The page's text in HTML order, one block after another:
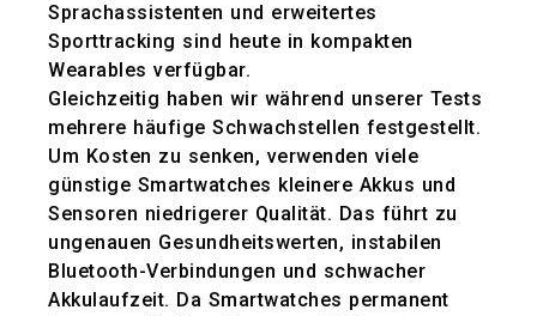
Sprachassistenten und erweitertes
Sporttracking sind heute in kompakten
Wearables verfügbar.
Gleichzeitig haben wir während unserer Tests
mehrere häufige Schwachstellen festgestellt.
Um Kosten zu senken, verwenden viele
günstige Smartwatches kleinere Akkus und
Sensoren niedrigerer Qualität. Das führt zu
ungenauen Gesundheitswerten, instabilen
Bluetooth-Verbindungen und schwacher
Akkulaufzeit. Da Smartwatches permanent